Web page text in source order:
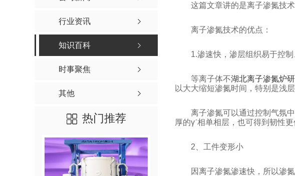
行业资讯
知识百科
时事聚焦
其他
热门推荐
这篇文章讲的是离子渗氮技
离子渗氮技术的优点：
1.渗速快，渗层组织易于控
等离子体不湖北离子渗氮炉
以大大缩短渗氮时间，特别是浅
离子渗氮可以通过控制气氛
厚的γˊ相单相层，也可得到韧性
2、工件变形小
因离子渗氮渗速快，所以渗